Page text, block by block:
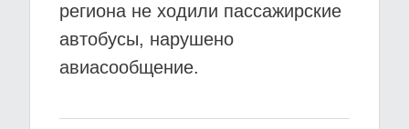
региона не ходили пассажирские
автобусы, нарушено
авиасообщение.